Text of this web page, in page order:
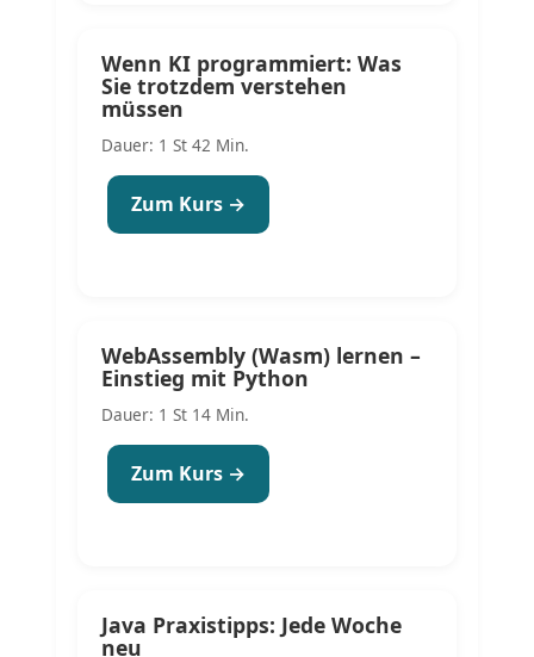
Wenn KI programmiert: Was
Sie trotzdem verstehen
müssen
Dauer: 1 St 42 Min.
Zum Kurs →
WebAssembly (Wasm) lernen –
Einstieg mit Python
Dauer: 1 St 14 Min.
Zum Kurs →
Java Praxistipps: Jede Woche
neu